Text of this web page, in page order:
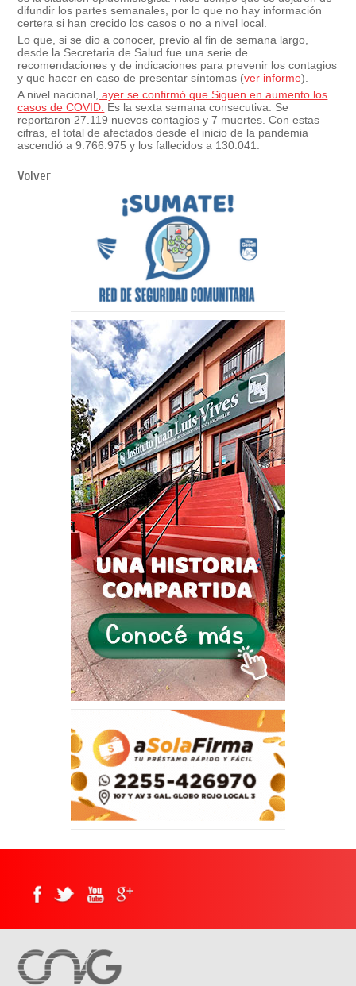
difundir los partes semanales, por lo que no hay información
certera si han crecido los casos o no a nivel local.
Lo que, si se dio a conocer, previo al fin de semana largo,
desde la Secretaria de Salud fue una serie de
recomendaciones y de indicaciones para prevenir los contagios
y que hacer en caso de presentar síntomas (ver informe).
A nivel nacional, ayer se confirmó que Siguen en aumento los
casos de COVID. Es la sexta semana consecutiva. Se
reportaron 27.119 nuevos contagios y 7 muertes. Con estas
cifras, el total de afectados desde el inicio de la pandemia
ascendió a 9.766.975 y los fallecidos a 130.041.
Volver